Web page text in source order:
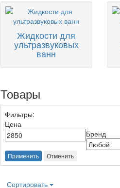
Жидкости для
ультразвуковых
ванн
Товары
Фильтры:
Цена
Бренд
Применить Отменить
Сортировать